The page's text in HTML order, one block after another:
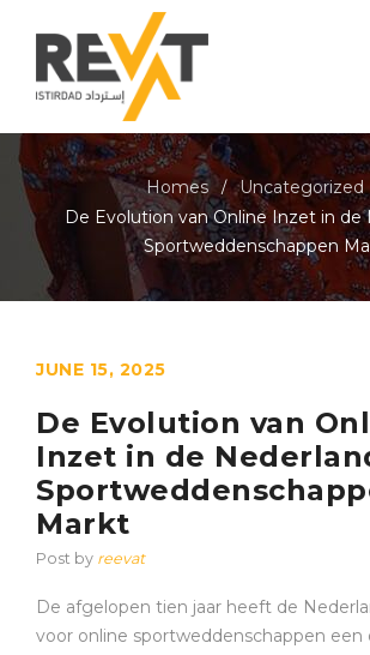
Homes / Uncategorized
De Evolution van Online Inzet in de
Sportweddenschappen
JUNE 15, 2025
De Evolution van
Inzet in de
Markt
Post by reevat
De afgelopen tien jaar heeft de
voor online sportweddenschappen een